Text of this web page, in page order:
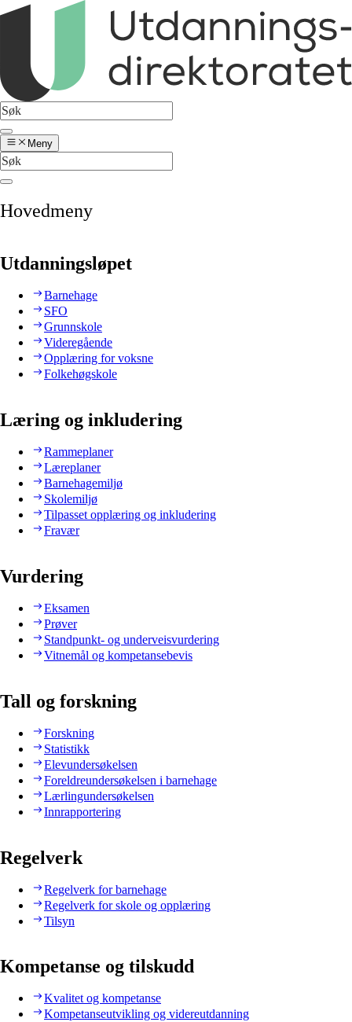
Meny
Hovedmeny
Utdanningsløpet
Barnehage
SFO
Grunnskole
Videregående
Opplæring for voksne
Folkehøgskole
Læring og inkludering
Rammeplaner
Læreplaner
Barnehagemiljø
Skolemiljø
Tilpasset opplæring og inkludering
Fravær
Vurdering
Eksamen
Prøver
Standpunkt- og underveisvurdering
Vitnemål og kompetansebevis
Tall og forskning
Forskning
Statistikk
Elevundersøkelsen
Foreldreundersøkelsen i barnehage
Lærlingundersøkelsen
Innrapportering
Regelverk
Regelverk for barnehage
Regelverk for skole og opplæring
Tilsyn
Kompetanse og tilskudd
Kvalitet og kompetanse
Kompetanseutvikling og videreutdanning